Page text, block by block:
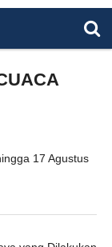
17 Agustus